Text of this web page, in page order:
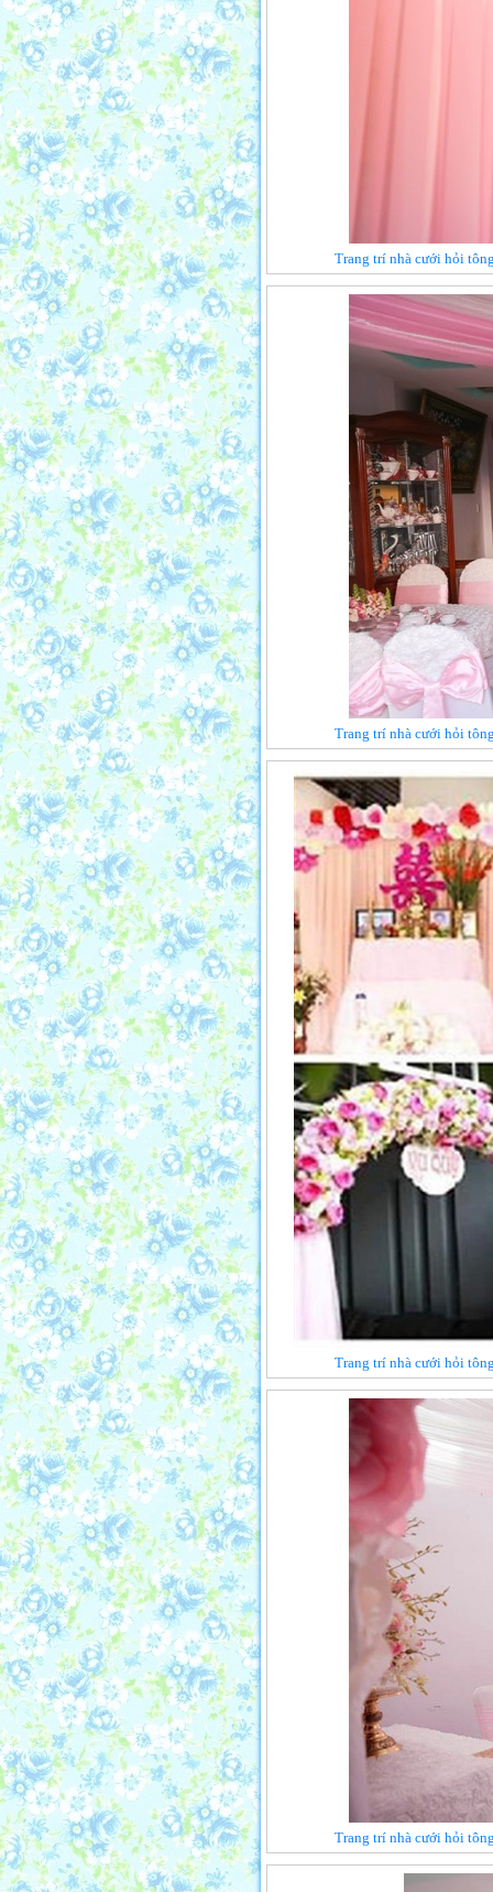
Trang trí nhà cưới hỏi
Trang trí nhà cưới hỏi
Trang trí nhà cưới hỏi
Trang trí nhà cưới hỏi